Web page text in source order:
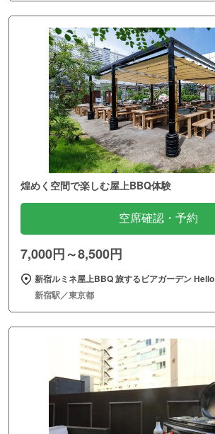
煌めく空間で楽しむ屋上BBQ体験
空席確認・予約
7,000円～8,500円
新宿ルミネ屋上BBQ 旅するビアガーデン Hello
新宿駅／東京都